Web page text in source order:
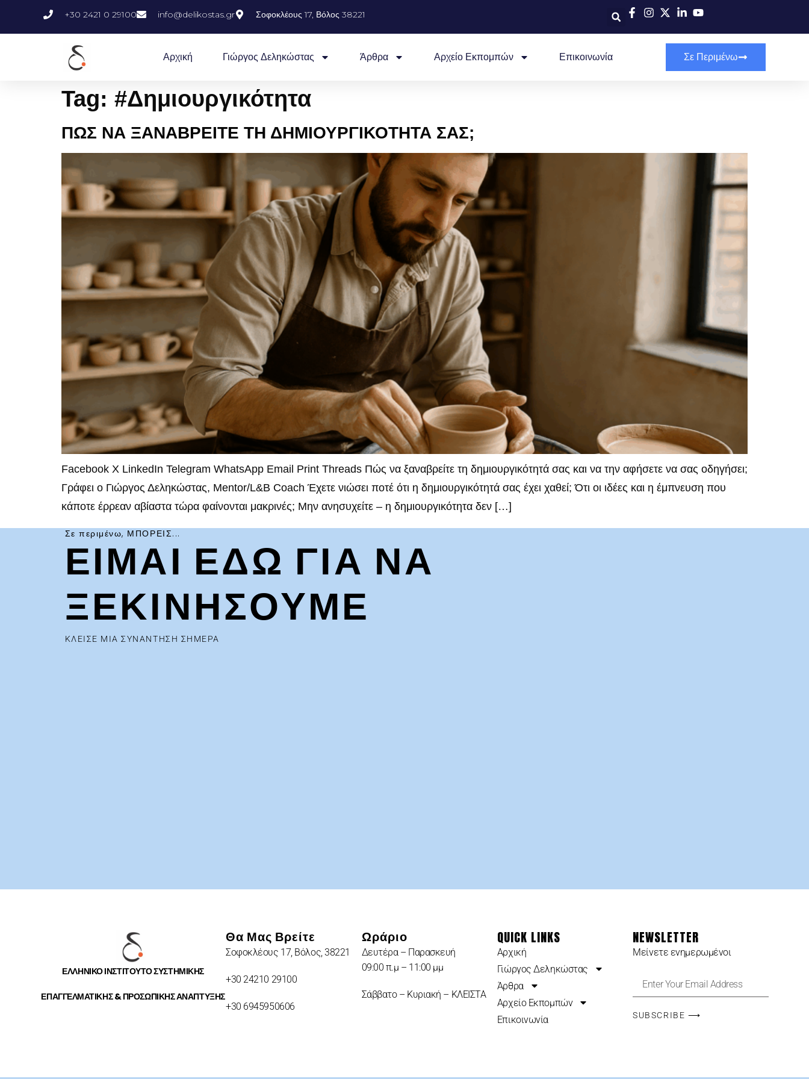
+30 2421 0 29100 info@delikostas.gr Σοφοκλέους 17, Βόλος 38221
Αρχική Γιώργος Δεληκώστας Άρθρα Αρχείο Εκπομπών Επικοινωνία Σε Περιμένω
Tag: #Δημιουργικότητα
ΠΩΣ ΝΑ ΞΑΝΑΒΡΕΙΤΕ ΤΗ ΔΗΜΙΟΥΡΓΙΚΟΤΗΤΑ ΣΑΣ;
Facebook X LinkedIn Telegram WhatsApp Email Print Threads Πώς να ξαναβρείτε τη δημιουργικότητά σας και να την αφήσετε να σας οδηγήσει;
Γράφει ο Γιώργος Δεληκώστας, Mentor/L&B Coach Έχετε νιώσει ποτέ ότι η δημιουργικότητά σας έχει χαθεί; Ότι οι ιδέες και η έμπνευση που
κάποτε έρρεαν αβίαστα τώρα φαίνονται μακρινές; Μην ανησυχείτε – η δημιουργικότητα δεν […]
Σε περιμένω, ΜΠΟΡΕΙΣ...
ΕΙΜΑΙ ΕΔΩ ΓΙΑ ΝΑ
ΞΕΚΙΝΗΣΟΥΜΕ
ΚΛΕΙΣΕ ΜΙΑ ΣΥΝΑΝΤΗΣΗ ΣΗΜΕΡΑ
ΕΛΛΗΝΙΚΟ ΙΝΣΤΙΤΟΥΤΟ ΣΥΣΤΗΜΙΚΗΣ
ΕΠΑΓΓΕΛΜΑΤΙΚΗΣ & ΠΡΟΣΩΠΙΚΗΣ ΑΝΑΠΤΥΞΗΣ
Θα Μας Βρείτε
Σοφοκλέους 17, Βόλος, 38221
+30 24210 29100
+30 6945950606
Ωράριο
Δευτέρα – Παρασκευή
09:00 π.μ – 11:00 μμ
Σάββατο – Κυριακή – ΚΛΕΙΣΤΑ
QUICK LINKS
Αρχική
Γιώργος Δεληκώστας
Άρθρα
Αρχείο Εκπομπών
Επικοινωνία
NEWSLETTER
Μείνετε ενημερωμένοι
SUBSCRIBE ⟶